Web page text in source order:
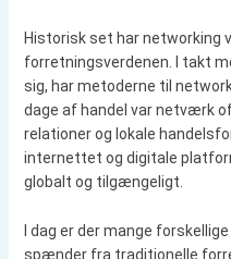
Historisk set har networking
forretningsverdenen. I takt
sig, har metoderne til
dage af handel var netværk
relationer og lokale
internettet og digitale
globalt og tilgængeligt.
I dag er der mange
spænder fra traditionelle